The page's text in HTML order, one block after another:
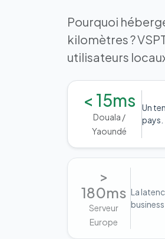
Pourquoi
kilomètres ?
utilisateurs
< 15ms
Douala /
Yaoundé
Un
pays.
>
180ms
Serveur
Europe
La
business.